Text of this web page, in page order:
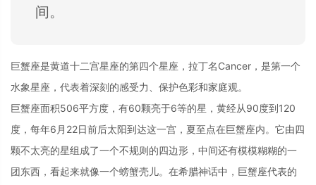
间。
巨蟹座是黄道十二宫星座的第四个星座，拉丁名Cancer，是第一个
水象星座，代表着深刻的感受力、保护色彩和家庭观。
巨蟹座面积506平方度，有60颗亮于6等的星，黄经从90度到120
度，每年6月22日前后太阳到达这一宫，夏至点在巨蟹座内。它由四
颗不太亮的星组成了一个不规则的四边形，中间还有模模糊糊的一
团东西，看起来就像一个螃蟹壳儿。在希腊神话中，巨蟹座代表的